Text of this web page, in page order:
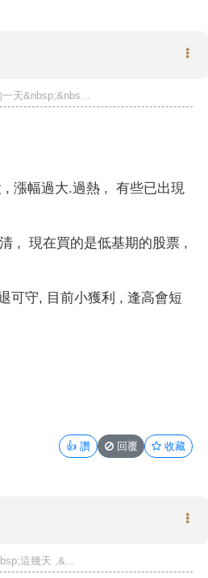
天&nbsp;&nbs...
漲幅過大.過熱 , 有些已出現
, 現在買的是低基期的股票 ,
可守, 目前小獲利 , 逢高會短
👍 讚 回覆 收藏
這幾天 ,&...